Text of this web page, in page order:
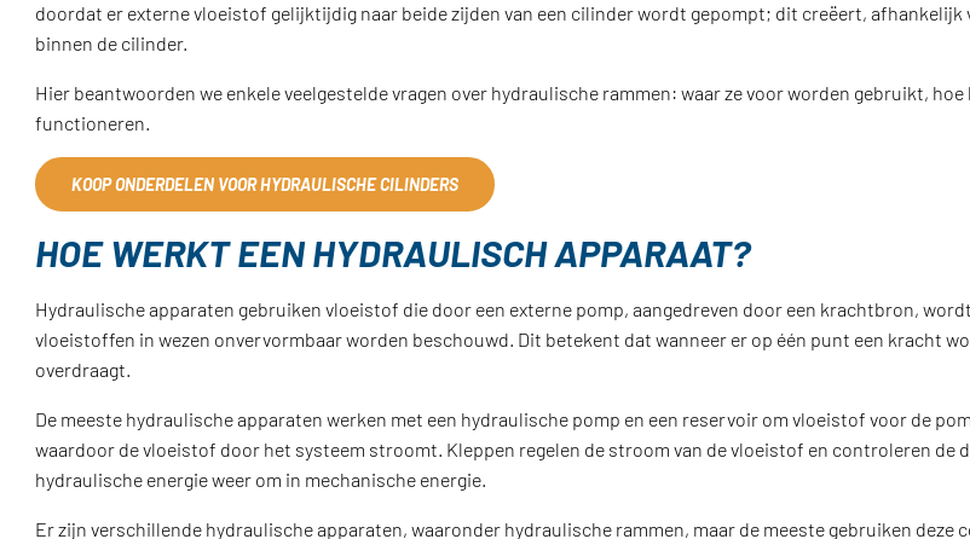
doordat er externe vloeistof gelijktijdig naar beide zijden van een cilinder wordt gepompt; dit creëert,
binnen de cilinder.
Hier beantwoorden we enkele veelgestelde vragen over hydraulische rammen: waar ze voor worden gebruikt,
functioneren.
KOOP ONDERDELEN VOOR HYDRAULISCHE CILINDERS
HOE WERKT EEN HYDRAULISCH APPARAAT?
Hydraulische apparaten gebruiken vloeistof die door een externe pomp, aangedreven door een krachtbron,
vloeistoffen in wezen onvervormbaar worden beschouwd. Dit betekent dat wanneer er op één punt een kracht
overdraagt.
De meeste hydraulische apparaten werken met een hydraulische pomp en een reservoir om vloeistof voor de
waardoor de vloeistof door het systeem stroomt. Kleppen regelen de stroom van de vloeistof en controleren de
hydraulische energie weer om in mechanische energie.
Er zijn verschillende hydraulische apparaten, waaronder hydraulische rammen, maar de meeste gebruiken deze